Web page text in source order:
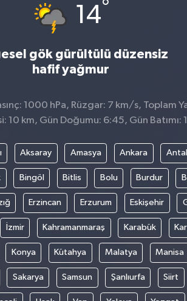
14°
gök gürültülü düzensiz
hafif yağmur
1000 hPa, Rüzgar: 7 km/s, Toplam
10 km, Gün Doğumu: 6:45, Gün Batımı:
Aksaray Amasya Ankara
Bingöl Bitlis Bolu Burdur
Erzincan Erzurum Eskişehir
İzmir Kahramanmaraş Karabük
Konya Kütahya Malatya Manisa
Sakarya Samsun Şanlıurfa Siirt